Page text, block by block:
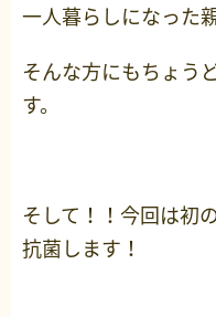
一人暮らしになった
そんな方にもちょう
す。
そして！！今回は初
抗菌します！